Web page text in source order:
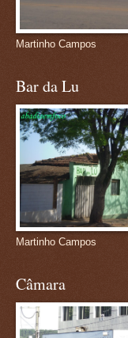
Martinho Campos
Bar da Lu
Martinho Campos
Câmara